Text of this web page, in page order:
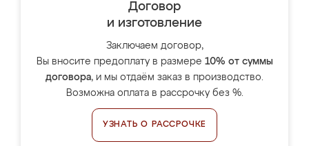
Договор
и изготовление
Заключаем договор,
Вы вносите предоплату в размере 10% от суммы
договора, и мы отдаём заказ в производство.
Возможна оплата в рассрочку без %.
УЗНАТЬ О РАССРОЧКЕ